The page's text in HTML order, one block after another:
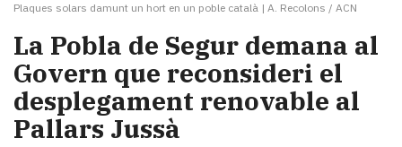
Plaques solars damunt un hort en un poble català | A. Recolons / ACN
La Pobla de Segur demana al
Govern que reconsideri el
desplegament renovable al
Pallars Jussà